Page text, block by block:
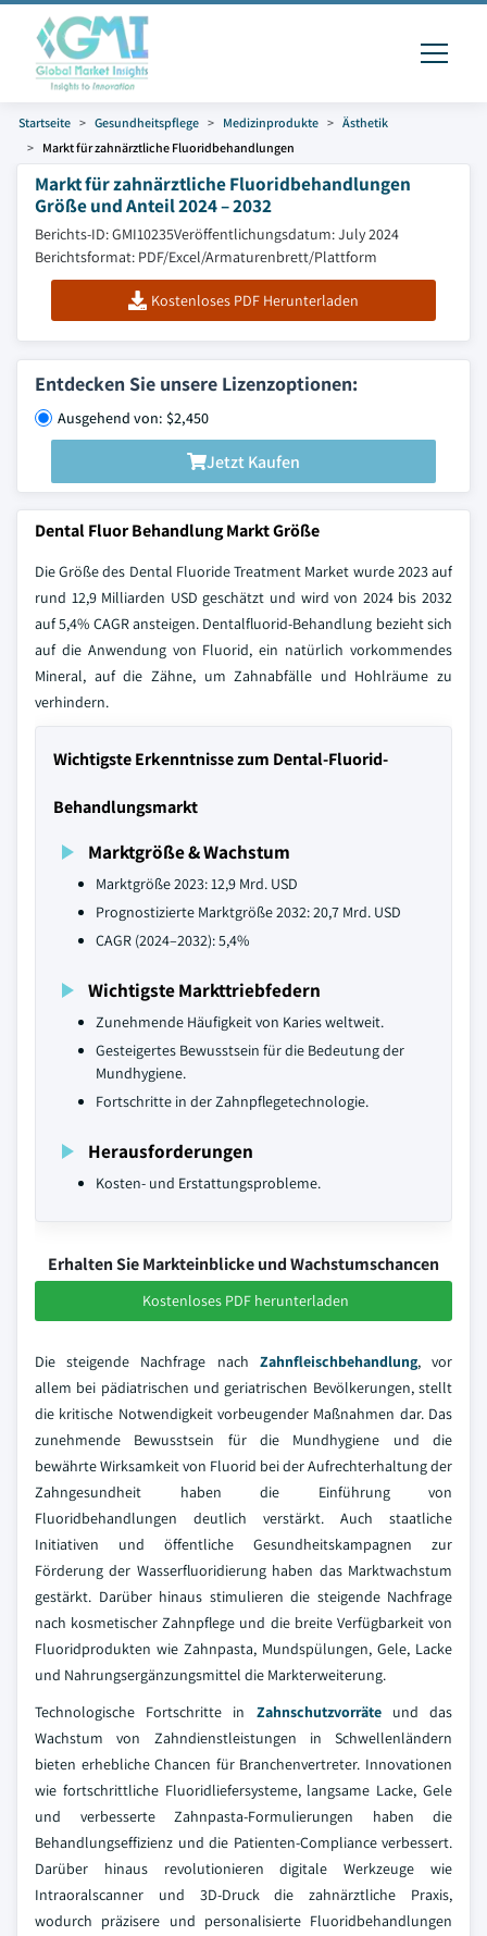
Startseite Gesundheitspflege Medizinprodukte
Ästhetik
Markt für zahnärztliche Fluoridbehandlungen
Markt für zahnärztliche Fluoridbehandlungen
Größe und Anteil 2024 – 2032
Berichts-ID: GMI10235Veröffentlichungsdatum: July 2024
Berichtsformat: PDF/Excel/Armaturenbrett/Plattform
Kostenloses PDF Herunterladen
Entdecken Sie unsere Lizenzoptionen:
Ausgehend von: $2,450
Jetzt Kaufen
Dental Fluor Behandlung Markt Größe
Die Größe des Dental Fluoride Treatment Market wurde 2023 auf
rund 12,9 Milliarden USD geschätzt und wird von 2024 bis 2032
auf 5,4% CAGR ansteigen. Dentalfluorid-Behandlung bezieht sich
auf die Anwendung von Fluorid, ein natürlich vorkommendes
Mineral, auf die Zähne, um Zahnabfälle und Hohlräume zu
verhindern.
Wichtigste Erkenntnisse zum Dental-Fluorid-
Behandlungsmarkt
Marktgröße & Wachstum
Marktgröße 2023: 12,9 Mrd. USD
Prognostizierte Marktgröße 2032: 20,7 Mrd. USD
CAGR (2024–2032): 5,4%
Wichtigste Markttriebfedern
Zunehmende Häufigkeit von Karies weltweit.
Gesteigertes Bewusstsein für die Bedeutung der
Mundhygiene.
Fortschritte in der Zahnpflegetechnologie.
Herausforderungen
Kosten- und Erstattungsprobleme.
Erhalten Sie Markteinblicke und Wachstumschancen
Kostenloses PDF herunterladen
Die steigende Nachfrage nach Zahnfleischbehandlung, vor
allem bei pädiatrischen und geriatrischen Bevölkerungen, stellt
die kritische Notwendigkeit vorbeugender Maßnahmen dar. Das
zunehmende Bewusstsein für die Mundhygiene und die
bewährte Wirksamkeit von Fluorid bei der Aufrechterhaltung der
Zahngesundheit haben die Einführung von
Fluoridbehandlungen deutlich verstärkt. Auch staatliche
Initiativen und öffentliche Gesundheitskampagnen zur
Förderung der Wasserfluoridierung haben das Marktwachstum
gestärkt. Darüber hinaus stimulieren die steigende Nachfrage
nach kosmetischer Zahnpflege und die breite Verfügbarkeit von
Fluoridprodukten wie Zahnpasta, Mundspülungen, Gele, Lacke
und Nahrungsergänzungsmittel die Markterweiterung.
Technologische Fortschritte in Zahnschutzvorräteund das
Wachstum von Zahndienstleistungen in Schwellenländern
bieten erhebliche Chancen für Branchenvertreter. Innovationen
wie fortschrittliche Fluoridliefersysteme, langsame Lacke, Gele
und verbesserte Zahnpasta-Formulierungen haben die
Behandlungseffizienz und die Patienten-Compliance verbessert.
Darüber hinaus revolutionieren digitale Werkzeuge wie
Intraoralscanner und 3D-Druck die zahnärztliche Praxis,
wodurch präzisere und personalisierte Fluoridbehandlungen